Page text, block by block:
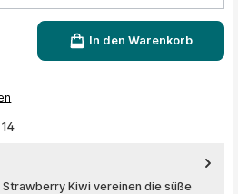
Wert ein oder benutze die Schaltflächen um die
In den Warenkorb
Strawberry Kiwi vereinen die süße